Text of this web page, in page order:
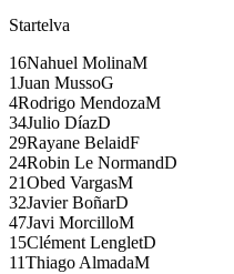
Startelva
16Nahuel MolinaM
1Juan MussoG
4Rodrigo MendozaM
34Julio DíazD
29Rayane BelaidF
24Robin Le NormandD
21Obed VargasM
32Javier BoñarD
47Javi MorcilloM
15Clément LengletD
11Thiago AlmadaM